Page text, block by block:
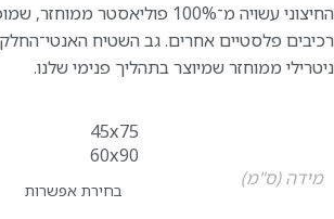
רכיבים פלסטיים אחרים. גב השטיח
ניטרילי ממוחזר שמיוצר בתהליך פנימי שלנו.
מידה (ס"מ)
45x75
60x90